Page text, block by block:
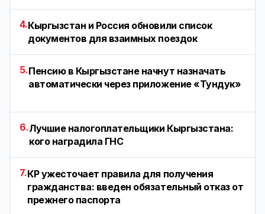
4.Кыргызстан и Россия обновили список
документов для взаимных поездок
5.Пенсию в Кыргызстане начнут назначать
автоматически через приложение «Тундук»
6.Лучшие налогоплательщики Кыргызстана:
кого наградила ГНС
7.КР ужесточает правила для получения
гражданства: введен обязательный отказ от
прежнего паспорта